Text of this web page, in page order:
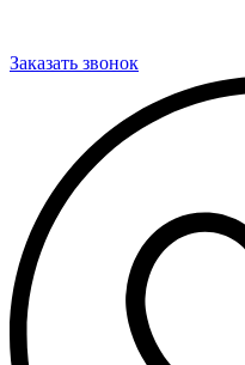
Заказать звонок